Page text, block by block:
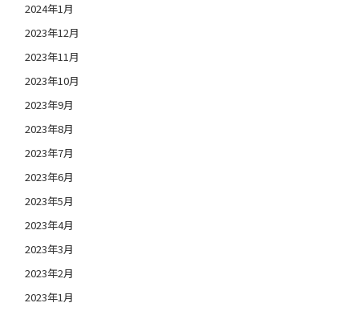
2024年1月
2023年12月
2023年11月
2023年10月
2023年9月
2023年8月
2023年7月
2023年6月
2023年5月
2023年4月
2023年3月
2023年2月
2023年1月